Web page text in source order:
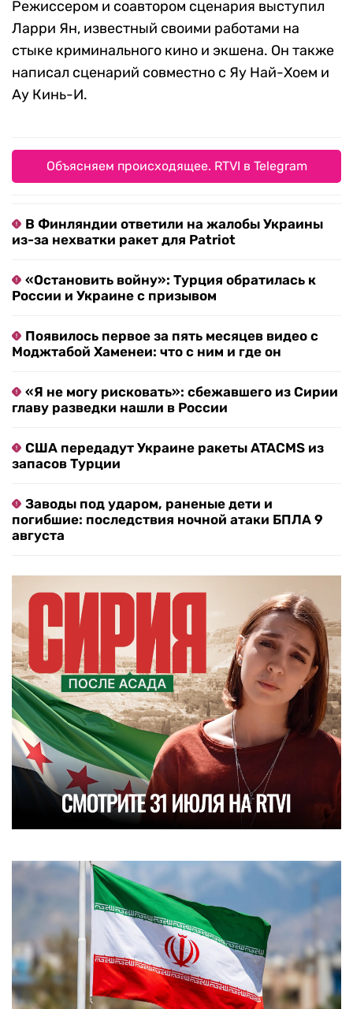
Режиссером и соавтором сценария выступил
Ларри Ян, известный своими работами на
стыке криминального кино и экшена. Он также
написал сценарий совместно с Яу Най-Хоем и
Ау Кинь-И.
Объясняем происходящее. RTVI в Telegram
В Финляндии ответили на жалобы Украины
из-за нехватки ракет для Patriot
«Остановить войну»: Турция обратилась к
России и Украине с призывом
Появилось первое за пять месяцев видео с
Моджтабой Хаменеи: что с ним и где он
«Я не могу рисковать»: сбежавшего из Сирии
главу разведки нашли в России
США передадут Украине ракеты ATACMS из
запасов Турции
Заводы под ударом, раненые дети и
погибшие: последствия ночной атаки БПЛА 9
августа